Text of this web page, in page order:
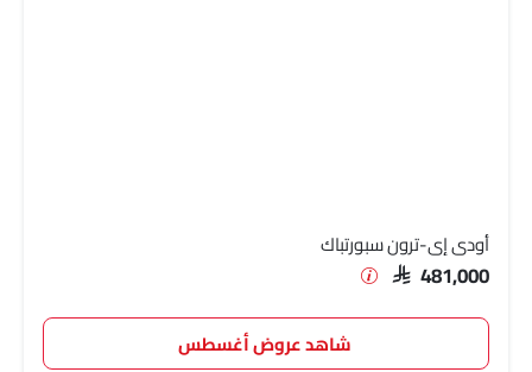
أودي إي-ترون سبورتباك
SAR 481,000
شاهد عروض أغسطس